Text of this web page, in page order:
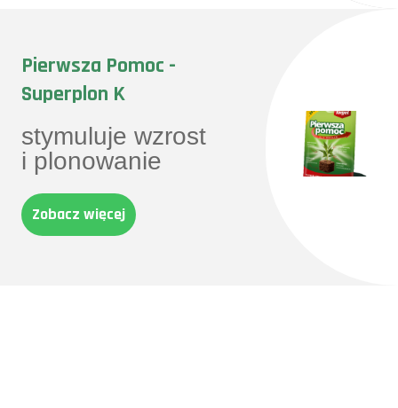
Pierwsza Pomoc -
Superplon K
stymuluje wzrost
i plonowanie
Zobacz więcej